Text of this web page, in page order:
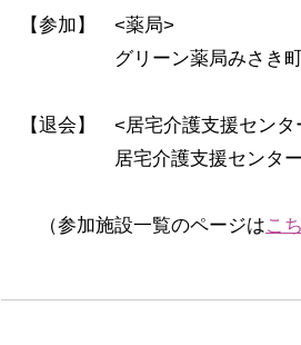
【参加】 <薬局>
グリーン薬局みさき町
【退会】 <居宅介護支援センタ
居宅介護支援センターた
（参加施設一覧のページはこ